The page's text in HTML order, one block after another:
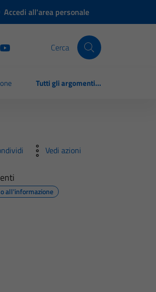
Accedi all'area personale
Cerca
Tutti gli argomenti...
Vedi azioni
all'informazione